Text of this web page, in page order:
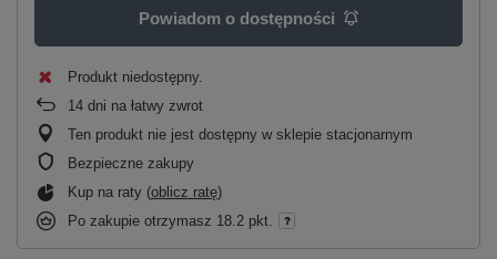
Powiadom o dostępności
Produkt niedostępny
14 dni na łatwy zwrot
Ten produkt nie jest dostępny w sklepie stacjonarnym
Bezpieczne zakupy
Kup na raty (oblicz ratę)
Po zakupie otrzymasz 18.2 pkt.